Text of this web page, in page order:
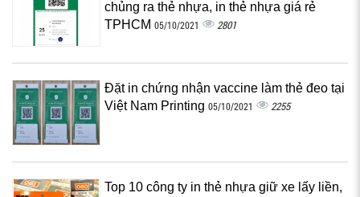
chủng ra thẻ nhựa, in thẻ nhựa giá rẻ
TPHCM 05/10/2021 2801
Đặt in chứng nhận vaccine làm thẻ đeo tại
Việt Nam Printing 05/10/2021 2255
Top 10 công ty in thẻ nhựa giữ xe lấy liền,